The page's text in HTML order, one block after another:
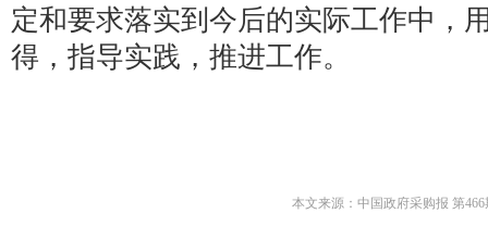
定和要求落实到今后的实际工作中，
得，指导实践，推进工作。
本文来源：中国政府采购报 第466